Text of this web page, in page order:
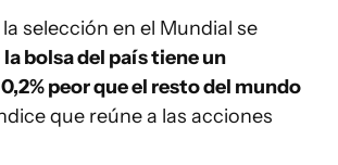
selección en el Mundial se
la bolsa del país tiene un
peor que el resto del mundo
que reúne a las acciones